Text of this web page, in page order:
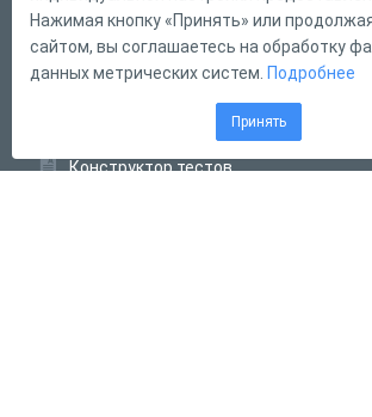
Справка
Форма обратной связи
Конструктор тестов
Нажимая кнопку «Принять» или
сайтом, вы соглашаетесь на обработку
данных метрических систем. Подробнее
Принять